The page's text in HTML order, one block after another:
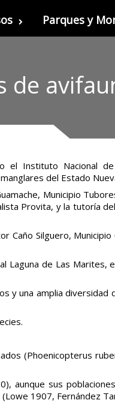
Parques y
el Instituto Nacional
del Estado
Municipio
Provita, y la tutoría
Silguero,
Laguna de Las Marites,
y una amplia diversidad
(Phoenicopterus
aunque sus
1907, Fernández